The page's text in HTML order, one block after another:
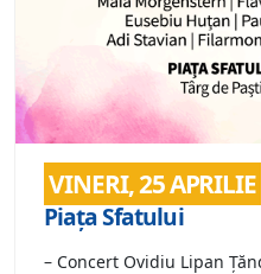
VINERI, 25 APRILIE
Piața Sfatului
– Concert Ovidiu Lipan